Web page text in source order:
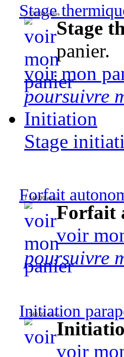
Stage
570,00 euros
Stage
panier.
voir mon
poursuivre
Initiation
Stage
Forfait
1 340,00 euros
Forfait
voir
poursuivre
Initiation
540,00 euros
voir